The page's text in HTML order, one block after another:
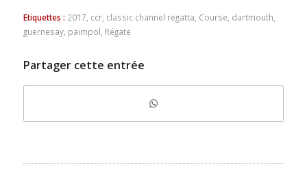
Etiquettes : 2017 ccr, classic channel regatta Course dartmouth
guernesay, paimpol Régate
Partager cette entrée